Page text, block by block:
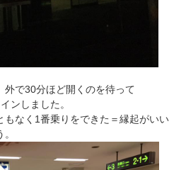
で30分ほど開くのを待って
ンしました。
もなく1番乗りをできた＝縁起がいい